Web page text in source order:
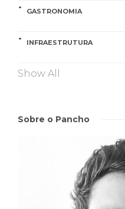
GASTRONOMIA
INFRAESTRUTURA
Show All
Sobre o Pancho